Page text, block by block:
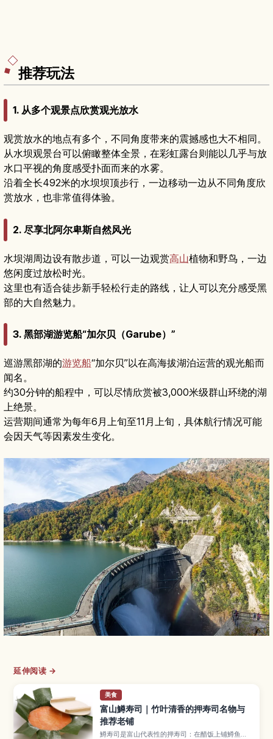
推荐玩法
1. 从多个观景点欣赏观光放水
观赏放水的地点有多个，不同角度带来的震撼感也大不相同。
从水坝观景台可以俯瞰整体全景，在彩虹露台则能以几乎与放
水口平视的角度感受扑面而来的水雾。
沿着全长492米的水坝坝顶步行，一边移动一边从不同角度欣
赏放水，也非常值得体验。
2. 尽享北阿尔卑斯自然风光
水坝湖周边设有散步道，可以一边观赏高山植物和野鸟，一边
悠闲度过放松时光。
这里也有适合徒步新手轻松行走的路线，让人可以充分感受黑
部的大自然魅力。
3. 黑部湖游览船“加尔贝（Garube）”
巡游黑部湖的游览船“加尔贝”以在高海拔湖泊运营的观光船而
闻名。
约30分钟的船程中，可以尽情欣赏被3,000米级群山环绕的湖
上绝景。
运营期间通常为每年6月上旬至11月上旬，具体航行情况可能
会因天气等因素发生变化。
延伸阅读 →
美食
富山鱒寿司｜竹叶清香的押寿司名物与
推荐老铺
鱒寿司是富山代表性的押寿司：在醋饭上铺鱒鱼